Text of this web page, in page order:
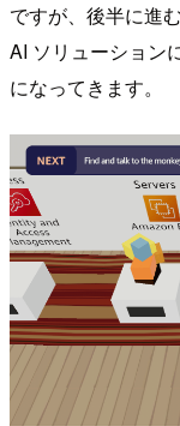
ですが、後半に進
AI ソリューション
になってきます。